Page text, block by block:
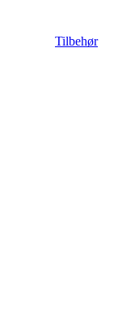
Tilbehør